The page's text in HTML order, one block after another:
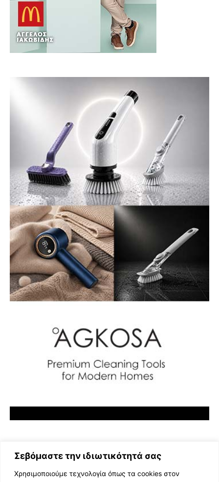
Σεβόμαστε την ιδιωτικότητά σας
Χρησιμοποιούμε τεχνολογία όπως τα cookies στον